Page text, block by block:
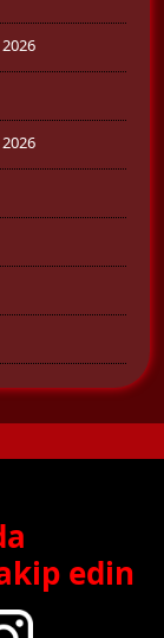
edin